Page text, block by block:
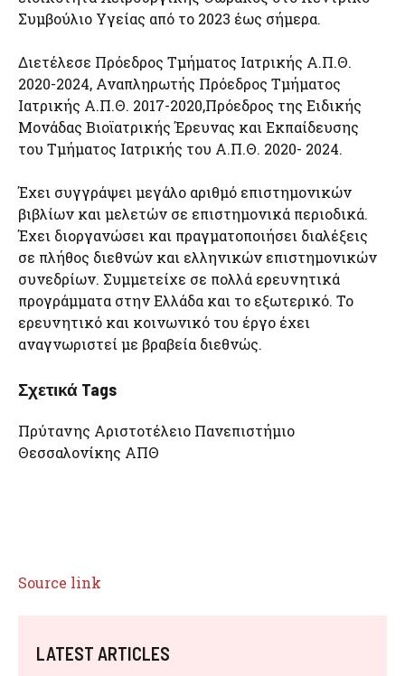
Συμβούλιο Υγείας από το 2023 έως σήμερα.
Διετέλεσε Πρόεδρος Τμήματος Ιατρικής Α.Π.Θ.
2020-2024, Αναπληρωτής Πρόεδρος Τμήματος
Ιατρικής Α.Π.Θ. 2017-2020,Πρόεδρος της Ειδικής
Μονάδας Βιοϊατρικής Έρευνας και Εκπαίδευσης
του Τμήματος Ιατρικής του Α.Π.Θ. 2020- 2024.
Έχει συγγράψει μεγάλο αριθμό επιστημονικών
βιβλίων και μελετών σε επιστημονικά περιοδικά.
Έχει διοργανώσει και πραγματοποιήσει διαλέξεις
σε πλήθος διεθνών και ελληνικών επιστημονικών
συνεδρίων. Συμμετείχε σε πολλά ερευνητικά
προγράμματα στην Ελλάδα και το εξωτερικό. Το
ερευνητικό και κοινωνικό του έργο έχει
αναγνωριστεί με βραβεία διεθνώς.
Σχετικά Tags
Πρύτανης Αριστοτέλειο Πανεπιστήμιο
Θεσσαλονίκης ΑΠΘ
Source link
LATEST ARTICLES